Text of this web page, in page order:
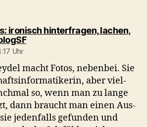
ironisch hinterfragen, lachen,
sagt:
Uhr
macht Fotos, neben­bei. Sie
aber viel­
so, wenn man zu lange
dann braucht man einen Aus­
jeden­falls gefun­den und